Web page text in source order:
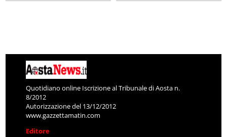
Quotidiano online Iscrizione al Tribunale di Aosta n.
8/2012
Autorizzazione del 13/12/2012
www.gazzettamatin.com
Editore